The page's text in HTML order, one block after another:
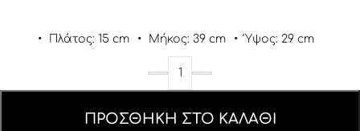
• Πλάτος: 15 cm • Μήκος: 39 cm • Ύψος: 29 cm
ΠΡΟΣΘΉΚΗ ΣΤΟ ΚΑΛΆΘΙ